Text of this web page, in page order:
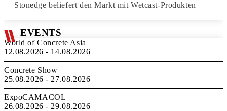
Stonedge beliefert den Markt mit Wetcast-Produkten
EVENTS
World of Concrete Asia
12.08.2026 - 14.08.2026
Concrete Show
25.08.2026 - 27.08.2026
ExpoCAMACOL
26.08.2026 - 29.08.2026